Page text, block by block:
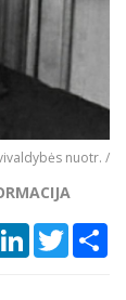
nuotr. /
LinkedInTwitter